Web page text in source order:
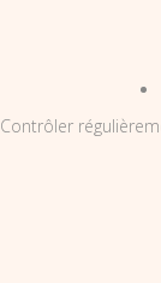
Contrôler